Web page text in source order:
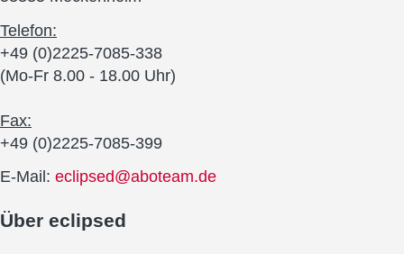
Telefon:
+49 (0)2225-7085-338
(Mo-Fr 8.00 - 18.00 Uhr)
Fax:
+49 (0)2225-7085-399
E-Mail: eclipsed@aboteam.de
Über eclipsed